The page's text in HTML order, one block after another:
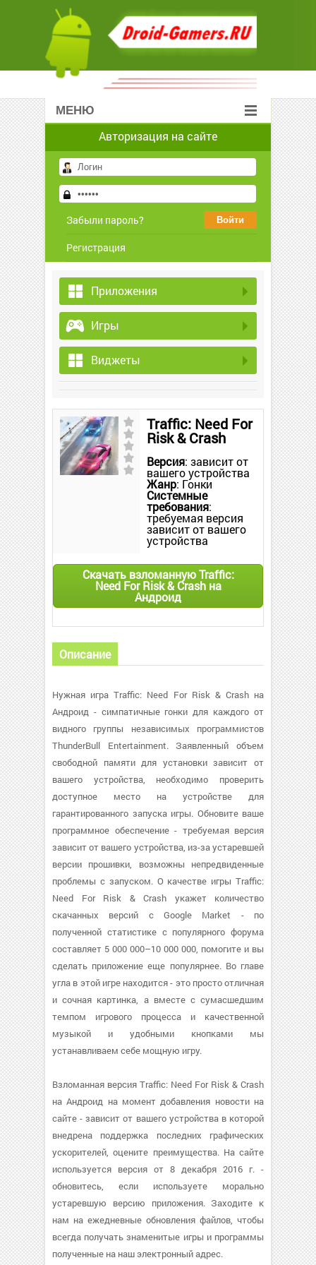
МЕНЮ
Авторизация на сайте
Забыли пароль?
Регистрация
Приложения
Игры
Виджеты
Traffic: Need For
Risk & Crash
Версия: зависит от
вашего устройства
Жанр: Гонки
Системные
требования:
требуемая версия
зависит от вашего
устройства
Скачать взломанную Traffic:
Need For Risk & Crash на
Андроид
Описание
Нужная игра Traffic: Need For Risk & Crash на
Андроид - симпатичные гонки для каждого от
видного группы независимых программистов
ThunderBull Entertainment. Заявленный объем
свободной памяти для установки зависит от
вашего устройства, необходимо проверить
доступное место на устройстве для
гарантированного запуска игры. Обновите ваше
программное обеспечение - требуемая версия
зависит от вашего устройства, из-за устаревшей
версии прошивки, возможны непредвиденные
проблемы с запуском. О качестве игры Traffic:
Need For Risk & Crash укажет количество
скачанных версий с Google Market - по
полученной статистике с популярного форума
составляет 5 000 000–10 000 000, помогите и вы
сделать приложение еще популярнее. Во главе
угла в этой игре находится - это просто отличная
и сочная картинка, а вместе с сумасшедшим
темпом игрового процесса и качественной
музыкой и удобными кнопками мы
устанавливаем себе мощную игру.
Взломанная версия Traffic: Need For Risk & Crash
на Андроид на момент добавления новости на
сайте - зависит от вашего устройства в которой
внедрена поддержка последних графических
ускорителей, оцените преимущества. На сайте
используется версия от 8 декабря 2016 г. -
обновитесь, если используете морально
устаревшую версию приложения. Заходите к
нам на ежедневные обновления файлов, чтобы
всегда получать знаменитые игры и программы
полученные на наш электронный адрес.